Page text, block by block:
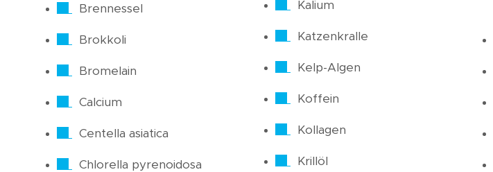
Brennessel
Brokkoli
Bromelain
Calcium
Centella asiatica
Chlorella pyrenoidosa
Kalium
Katzenkralle
Kelp-Algen
Koffein
Kollagen
Krillöl